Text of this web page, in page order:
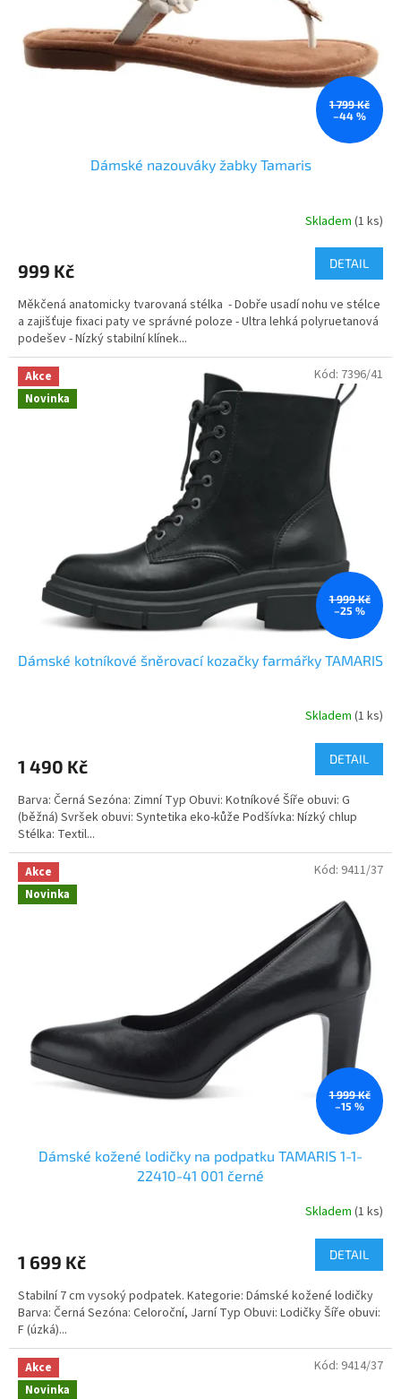
1 799 Kč
–44 %
Dámské nazouváky žabky Tamaris
Skladem (1 ks)
999 Kč DETAIL
Měkčená anatomicky tvarovaná stélka - Dobře usadí nohu ve stélce
a zajišťuje fixaci paty ve správné poloze - Ultra lehká polyruetanová
podešev - Nízký stabilní klínek...
Akce
Novinka
1 999 Kč
–25 %
Dámské kotníkové šněrovací kozačky farmářky TAMARIS
Skladem (1 ks)
1 490 Kč DETAIL
Barva: Černá Sezóna: Zimní Typ Obuvi: Kotníkové Šíře obuvi: G
(běžná) Svršek obuvi: Syntetika eko-kůže Podšívka: Nízký chlup
Stélka: Textil...
Kód: 7396/41
Akce
Novinka
1 999 Kč
–15 %
Dámské kožené lodičky na podpatku TAMARIS 1-1-
22410-41 001 černé
Skladem (1 ks)
1 699 Kč DETAIL
Stabilní 7 cm vysoký podpatek. Kategorie: Dámské kožené lodičky
Barva: Černá Sezóna: Celoroční, Jarní Typ Obuvi: Lodičky Šíře obuvi:
F (úzká)...
Kód: 9411/37
Akce
Novinka
Kód: 9414/37